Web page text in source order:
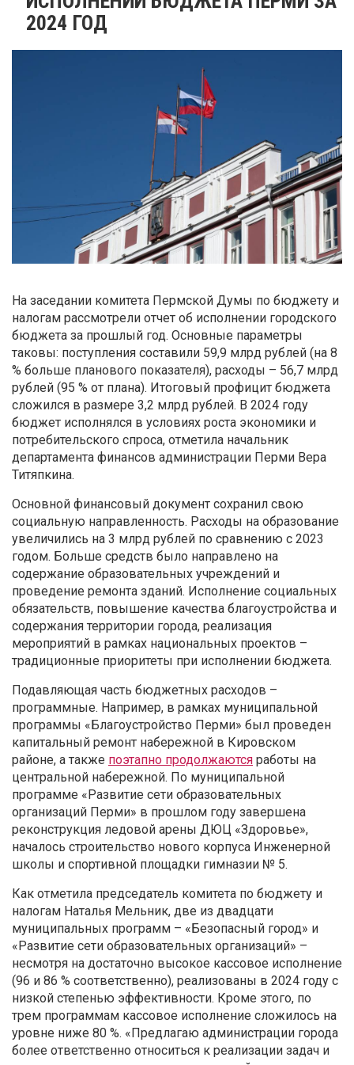
2024 ГОД
На заседании комитета Пермской Думы по бюджету и
налогам рассмотрели отчет об исполнении городского
бюджета за прошлый год. Основные параметры
таковы: поступления составили 59,9 млрд рублей (на 8
% больше планового показателя), расходы – 56,7 млрд
рублей (95 % от плана). Итоговый профицит бюджета
сложился в размере 3,2 млрд рублей. В 2024 году
бюджет исполнялся в условиях роста экономики и
потребительского спроса, отметила начальник
департамента финансов администрации Перми Вера
Титяпкина.
Основной финансовый документ сохранил свою
социальную направленность. Расходы на образование
увеличились на 3 млрд рублей по сравнению с 2023
годом. Больше средств было направлено на
содержание образовательных учреждений и
проведение ремонта зданий. Исполнение социальных
обязательств, повышение качества благоустройства и
содержания территории города, реализация
мероприятий в рамках национальных проектов –
традиционные приоритеты при исполнении бюджета.
Подавляющая часть бюджетных расходов –
программные. Например, в рамках муниципальной
программы «Благоустройство Перми» был проведен
капитальный ремонт набережной в Кировском
районе, а также поэтапно продолжаются работы на
центральной набережной. По муниципальной
программе «Развитие сети образовательных
организаций Перми» в прошлом году завершена
реконструкция ледовой арены ДЮЦ «Здоровье»,
началось строительство нового корпуса Инженерной
школы и спортивной площадки гимназии № 5.
Как отметила председатель комитета по бюджету и
налогам Наталья Мельник, две из двадцати
муниципальных программ – «Безопасный город» и
«Развитие сети образовательных организаций» –
несмотря на достаточно высокое кассовое исполнение
(96 и 86 % соответственно), реализованы в 2024 году с
низкой степенью эффективности. Кроме этого, по
трем программам кассовое исполнение сложилось на
уровне ниже 80 %. «Предлагаю администрации города
более ответственно относиться к реализации задач и